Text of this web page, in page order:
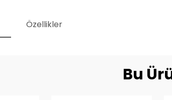
Özellikler
Bu